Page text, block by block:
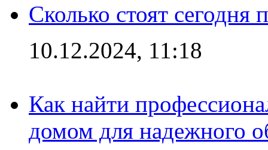
Сколько стоят сегодня
10.12.2024, 11:18
Как найти
домом для надежного